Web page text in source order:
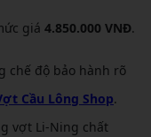
giá 4.850.000 VNĐ.
chế độ bảo hành rõ
Cầu Lông Shop.
vợt Li-Ning chất